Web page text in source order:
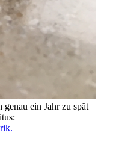
ein Jahr zu spät